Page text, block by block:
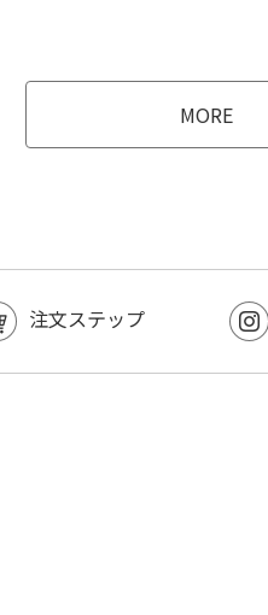
MORE
注文ステップ